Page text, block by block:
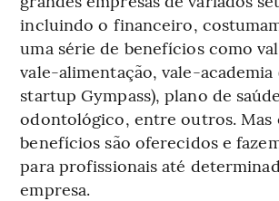
incluindo o financeiro,
uma série de benefícios como
vale-alimentação, vale-academia
startup Gympass), plano de
odontológico, entre outros. Mas
benefícios são oferecidos e
para profissionais até
empresa.